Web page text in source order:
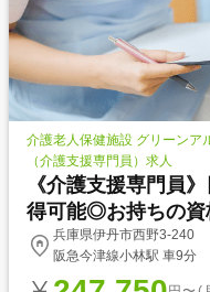
介護老人保健施設 グリーンア
（介護支援専門員）求人
《介護支援専門員
得可能◎お持ちの資
兵庫県伊丹市西野3-240
阪急今津線小林駅 車9分